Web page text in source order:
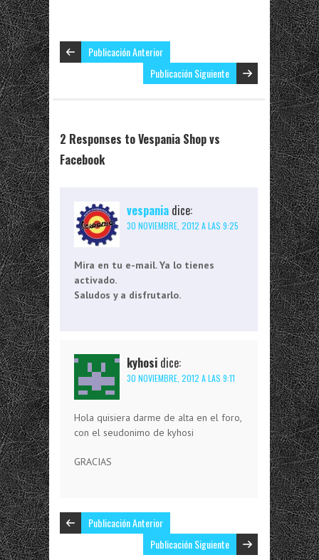
Publicación Anterior
Publicación Siguiente
2 Responses to Vespania Shop vs
Facebook
vespania dice:
30 NOVIEMBRE, 2012 A LAS 9:25
Mira en tu e-mail. Ya lo tienes
activado.
Saludos y a disfrutarlo.
kyhosi dice:
30 NOVIEMBRE, 2012 A LAS 9:11
Hola quisiera darme de alta en el foro,
con el seudonimo de kyhosi
GRACIAS
Publicación Anterior
Publicación Siguiente